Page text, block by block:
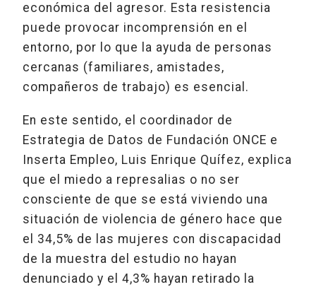
económica del agresor. Esta resistencia
puede provocar incomprensión en el
entorno, por lo que la ayuda de personas
cercanas (familiares, amistades,
compañeros de trabajo) es esencial.
En este sentido, el coordinador de
Estrategia de Datos de Fundación ONCE e
Inserta Empleo, Luis Enrique Quífez, explica
que el miedo a represalias o no ser
consciente de que se está viviendo una
situación de violencia de género hace que
el 34,5% de las mujeres con discapacidad
de la muestra del estudio no hayan
denunciado y el 4,3% hayan retirado la